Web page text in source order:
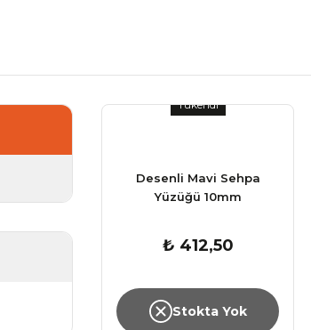
Tükendi
Desenli Mavi Sehpa
Yüzüğü 10mm
₺ 412,50
Stokta Yok